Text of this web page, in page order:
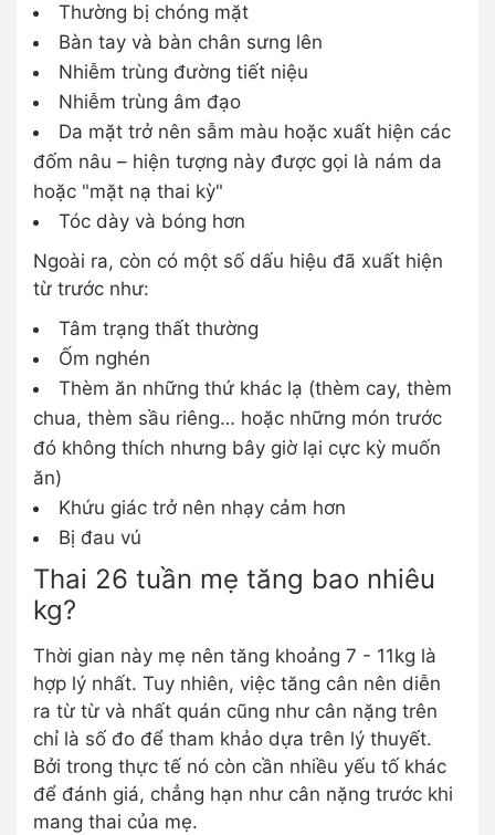
Thường bị chóng mặt
Bàn tay và bàn chân sưng lên
Nhiễm trùng đường tiết niệu
Nhiễm trùng âm đạo
Da mặt trở nên sẫm màu hoặc xuất hiện các
đốm nâu – hiện tượng này được gọi là nám da
hoặc "mặt nạ thai kỳ"
Tóc dày và bóng hơn
Ngoài ra, còn có một số dấu hiệu đã xuất hiện
từ trước như:
Tâm trạng thất thường
Ốm nghén
Thèm ăn những thứ khác lạ (thèm cay, thèm
chua, thèm sầu riêng… hoặc những món trước
đó không thích nhưng bây giờ lại cực kỳ muốn
ăn)
Khứu giác trở nên nhạy cảm hơn
Bị đau vú
Thai 26 tuần mẹ tăng bao nhiêu
kg?
Thời gian này mẹ nên tăng khoảng 7 - 11kg là
hợp lý nhất. Tuy nhiên, việc tăng cân nên diễn
ra từ từ và nhất quán cũng như cân nặng trên
chỉ là số đo để tham khảo dựa trên lý thuyết.
Bởi trong thực tế nó còn cần nhiều yếu tố khác
để đánh giá, chẳng hạn như cân nặng trước khi
mang thai của mẹ.